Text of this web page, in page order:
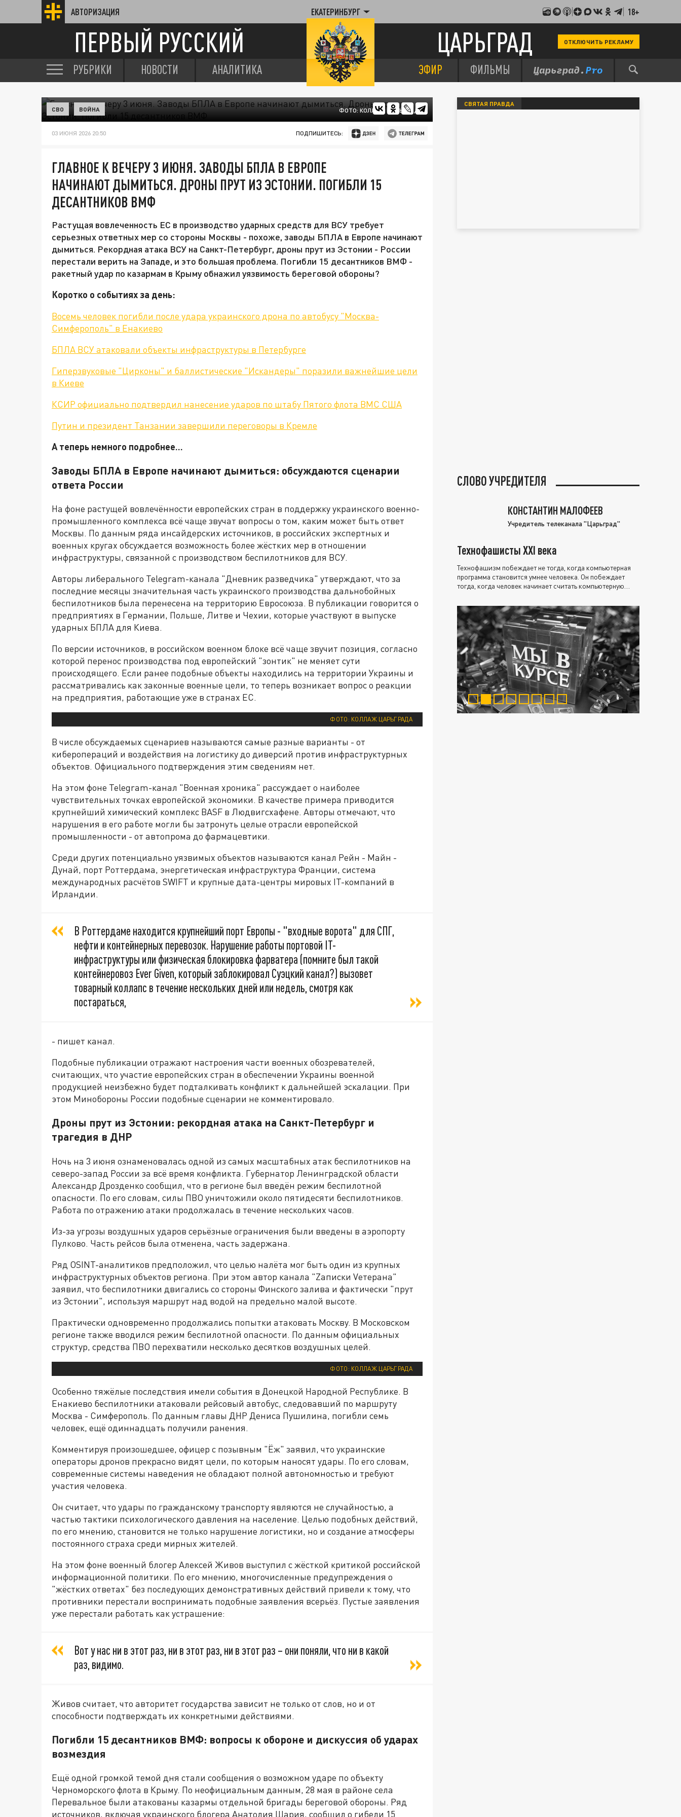
АВТОРИЗАЦИЯ ЕКАТЕРИНБУРГ 18+
ПЕРВЫЙ РУССКИЙ ЦАРЬГРАД ОТКЛЮЧИТЬ РЕКЛАМУ
РУБРИКИ НОВОСТИ АНАЛИТИКА ЭФИР ФИЛЬМЫ
ФОТО: КОЛЛАЖ ЦАРЬГРАДА
СВО ВОЙНА
03 ИЮНЯ 2026 20:50 ПОДПИШИТЕСЬ:
ГЛАВНОЕ К ВЕЧЕРУ 3 ИЮНЯ. ЗАВОДЫ БПЛА В ЕВРОПЕ
НАЧИНАЮТ ДЫМИТЬСЯ. ДРОНЫ ПРУТ ИЗ ЭСТОНИИ. ПОГИБЛИ 15
ДЕСАНТНИКОВ ВМФ
Растущая вовлеченность ЕС в производство ударных средств для ВСУ требует
серьезных ответных мер со стороны Москвы - похоже, заводы БПЛА в Европе начинают
дымиться. Рекордная атака ВСУ на Санкт-Петербург, дроны прут из Эстонии - России
перестали верить на Западе, и это большая проблема. Погибли 15 десантников ВМФ -
ракетный удар по казармам в Крыму обнажил уязвимость береговой обороны?
Коротко о событиях за день:
Восемь человек погибли после удара украинского дрона по автобусу "Москва-
Симферополь" в Енакиево
БПЛА ВСУ атаковали объекты инфраструктуры в Петербурге
Гиперзвуковые "Цирконы" и баллистические "Искандеры" поразили важнейшие цели
в Киеве
КСИР официально подтвердил нанесение ударов по штабу Пятого флота ВМС США
Путин и президент Танзании завершили переговоры в Кремле
А теперь немного подробнее...
Заводы БПЛА в Европе начинают дымиться: обсуждаются сценарии
ответа России
На фоне растущей вовлечённости европейских стран в поддержку украинского военно-
промышленного комплекса всё чаще звучат вопросы о том, каким может быть ответ
Москвы. По данным ряда инсайдерских источников, в российских экспертных и
военных кругах обсуждается возможность более жёстких мер в отношении
инфраструктуры, связанной с производством беспилотников для ВСУ.
Авторы либерального Telegram-канала "Дневник разведчика" утверждают, что за
последние месяцы значительная часть украинского производства дальнобойных
беспилотников была перенесена на территорию Евросоюза. В публикации говорится о
предприятиях в Германии, Польше, Литве и Чехии, которые участвуют в выпуске
ударных БПЛА для Киева.
По версии источников, в российском военном блоке всё чаще звучит позиция, согласно
которой перенос производства под европейский "зонтик" не меняет сути
происходящего. Если ранее подобные объекты находились на территории Украины и
рассматривались как законные военные цели, то теперь возникает вопрос о реакции
на предприятия, работающие уже в странах ЕС.
ФОТО: КОЛЛАЖ ЦАРЬГРАДА
В числе обсуждаемых сценариев называются самые разные варианты - от
киберопераций и воздействия на логистику до диверсий против инфраструктурных
объектов. Официального подтверждения этим сведениям нет.
На этом фоне Telegram-канал "Военная хроника" рассуждает о наиболее
чувствительных точках европейской экономики. В качестве примера приводится
крупнейший химический комплекс BASF в Людвигсхафене. Авторы отмечают, что
нарушения в его работе могли бы затронуть целые отрасли европейской
промышленности - от автопрома до фармацевтики.
Среди других потенциально уязвимых объектов называются канал Рейн - Майн -
Дунай, порт Роттердама, энергетическая инфраструктура Франции, система
международных расчётов SWIFT и крупные дата-центры мировых IT-компаний в
Ирландии.
В Роттердаме находится крупнейший порт Европы - "входные ворота" для СПГ,
нефти и контейнерных перевозок. Нарушение работы портовой IT-
инфраструктуры или физическая блокировка фарватера (помните был такой
контейнеровоз Ever Given, который заблокировал Суэцкий канал?) вызовет
товарный коллапс в течение нескольких дней или недель, смотря как
постараться,
- пишет канал.
Подобные публикации отражают настроения части военных обозревателей,
считающих, что участие европейских стран в обеспечении Украины военной
продукцией неизбежно будет подталкивать конфликт к дальнейшей эскалации. При
этом Минобороны России подобные сценарии не комментировало.
Дроны прут из Эстонии: рекордная атака на Санкт-Петербург и
трагедия в ДНР
Ночь на 3 июня ознаменовалась одной из самых масштабных атак беспилотников на
северо-запад России за всё время конфликта. Губернатор Ленинградской области
Александр Дрозденко сообщил, что в регионе был введён режим беспилотной
опасности. По его словам, силы ПВО уничтожили около пятидесяти беспилотников.
Работа по отражению атаки продолжалась в течение нескольких часов.
Из-за угрозы воздушных ударов серьёзные ограничения были введены в аэропорту
Пулково. Часть рейсов была отменена, часть задержана.
Ряд OSINT-аналитиков предположил, что целью налёта мог быть один из крупных
инфраструктурных объектов региона. При этом автор канала "Zаписки Vетерана"
заявил, что беспилотники двигались со стороны Финского залива и фактически "прут
из Эстонии", используя маршрут над водой на предельно малой высоте.
Практически одновременно продолжались попытки атаковать Москву. В Московском
регионе также вводился режим беспилотной опасности. По данным официальных
структур, средства ПВО перехватили несколько десятков воздушных целей.
ФОТО: КОЛЛАЖ ЦАРЬГРАДА
Особенно тяжёлые последствия имели события в Донецкой Народной Республике. В
Енакиево беспилотники атаковали рейсовый автобус, следовавший по маршруту
Москва - Симферополь. По данным главы ДНР Дениса Пушилина, погибли семь
человек, ещё одиннадцать получили ранения.
Комментируя произошедшее, офицер с позывным "Ёж" заявил, что украинские
операторы дронов прекрасно видят цели, по которым наносят удары. По его словам,
современные системы наведения не обладают полной автономностью и требуют
участия человека.
Он считает, что удары по гражданскому транспорту являются не случайностью, а
частью тактики психологического давления на население. Целью подобных действий,
по его мнению, становится не только нарушение логистики, но и создание атмосферы
постоянного страха среди мирных жителей.
На этом фоне военный блогер Алексей Живов выступил с жёсткой критикой российской
информационной политики. По его мнению, многочисленные предупреждения о
"жёстких ответах" без последующих демонстративных действий привели к тому, что
противники перестали воспринимать подобные заявления всерьёз. Пустые заявления
уже перестали работать как устрашение:
Вот у нас ни в этот раз, ни в этот раз, ни в этот раз – они поняли, что ни в какой
раз, видимо.
Живов считает, что авторитет государства зависит не только от слов, но и от
способности подтверждать их конкретными действиями.
Погибли 15 десантников ВМФ: вопросы к обороне и дискуссия об ударах
возмездия
Ещё одной громкой темой дня стали сообщения о возможном ударе по объекту
Черноморского флота в Крыму. По неофициальным данным, 28 мая в районе села
Перевальное были атакованы казармы отдельной бригады береговой обороны. Ряд
источников, включая украинского блогера Анатолия Шария, сообщил о гибели 15
СВЯТАЯ ПРАВДА
СЛОВО УЧРЕДИТЕЛЯ
КОНСТАНТИН МАЛОФЕЕВ
Учредитель телеканала "Царьград"
Технофашисты XXI века
Технофашизм побеждает не тогда, когда компьютерная
программа становится умнее человека. Он побеждает
тогда, когда человек начинает считать компьютерную